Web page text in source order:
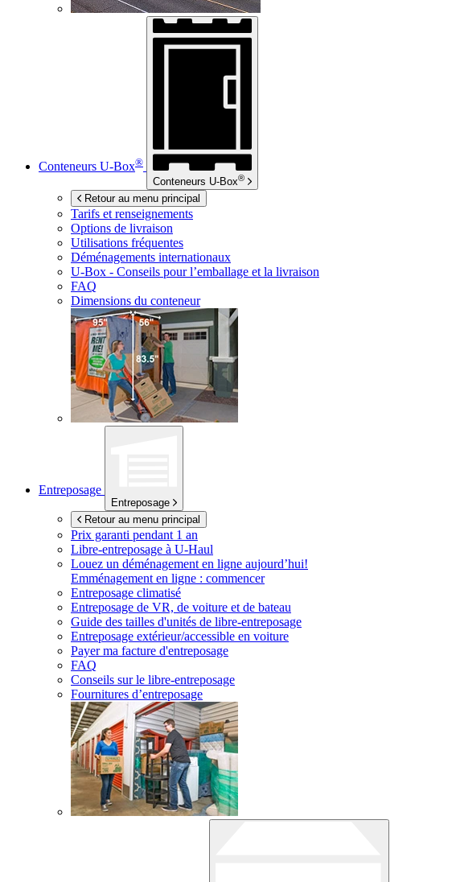
Conteneurs U-Box®
Conteneurs U-Box®
Retour au menu principal
Tarifs et renseignements
Options de livraison
Utilisations fréquentes
Déménagements internationaux
U-Box - Conseils pour l’emballage et la livraison
FAQ
Dimensions du conteneur
Entreposage
Entreposage
Retour au menu principal
Prix garanti pendant 1 an
Libre-entreposage à U-Haul
Louez un déménagement en ligne aujourd’hui!
Emménagement en ligne : commencer
Entreposage climatisé
Entreposage de VR, de voiture et de bateau
Guide des tailles d'unités de libre-entreposage
Entreposage extérieur/accessible en voiture
Payer ma facture d'entreposage
FAQ
Conseils sur le libre-entreposage
Fournitures d’entreposage